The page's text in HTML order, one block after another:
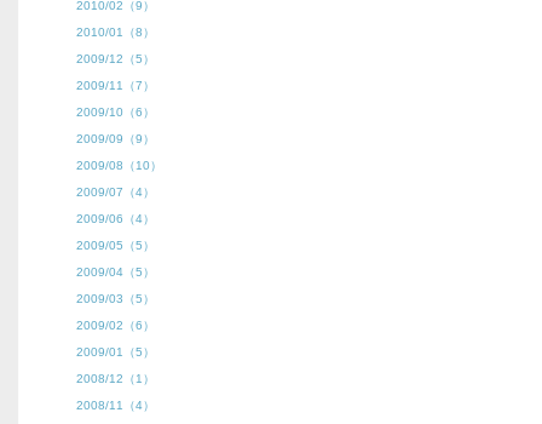
2010/02（9）
2010/01（8）
2009/12（5）
2009/11（7）
2009/10（6）
2009/09（9）
2009/08（10）
2009/07（4）
2009/06（4）
2009/05（5）
2009/04（5）
2009/03（5）
2009/02（6）
2009/01（5）
2008/12（1）
2008/11（4）